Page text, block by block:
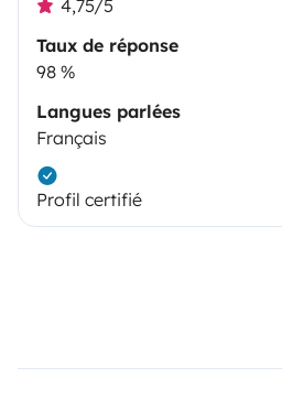
4,75/5
Taux de réponse
98 %
Langues parlées
Français
Profil certifié